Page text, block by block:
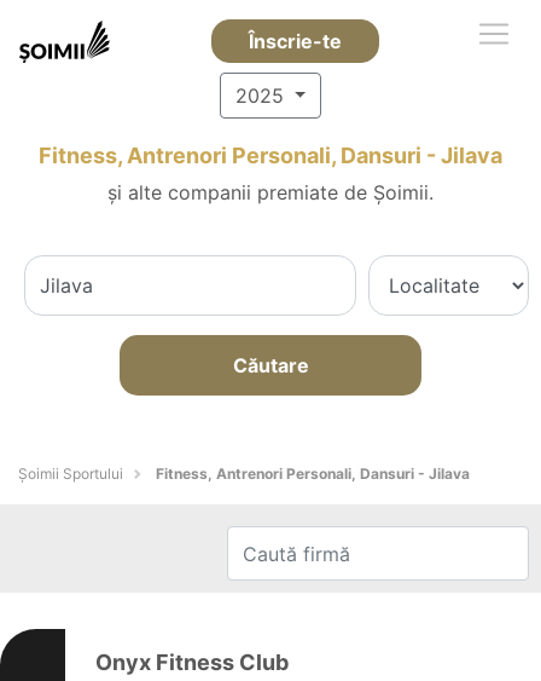
Înscrie-te
2025
Fitness, Antrenori Personali, Dansuri - Jilava
și alte companii premiate de Șoimii.
Căutare
Șoimii Sportului Fitness, Antrenori Personali, Dansuri - Jilava
Onyx Fitness Club